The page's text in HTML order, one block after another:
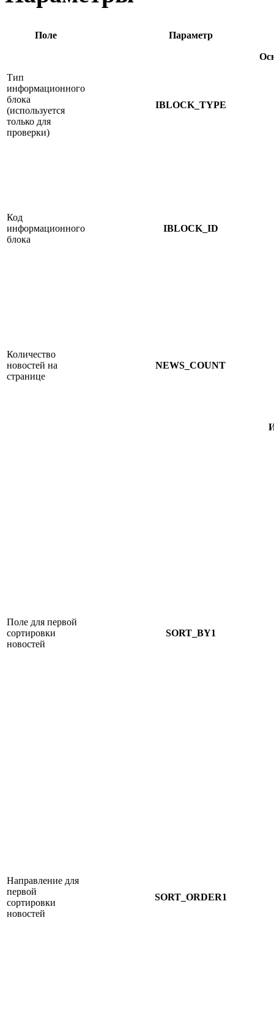
Поле Параметр
Тип
информационного
блока
(используется
только для
проверки)
IBLOCK_TYPE
Код
информационного
блока
IBLOCK_ID
Количество
новостей на
странице
NEWS_COUNT
Поле для первой
сортировки
новостей
SORT_BY1
Направление для
первой
сортировки
новостей
SORT_ORDER1